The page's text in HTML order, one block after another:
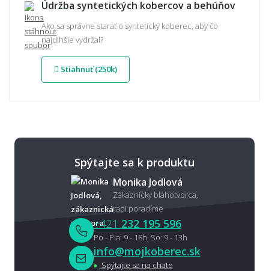
Údržba syntetických kobercov a behúňov
Ako sa správne starať o syntetický koberec, aby čo
najdlhšie vydržal?
Stiahnuť (250k)
Spýtajte sa k produktu
Monika Jodlová
Zákaznícky blahotvorca,
radi poradíme
+421 232 195 596
Po - Pia: 9 - 18h, So: 9 - 13h
info@mojkoberec.sk
Spýtajte sa na chate